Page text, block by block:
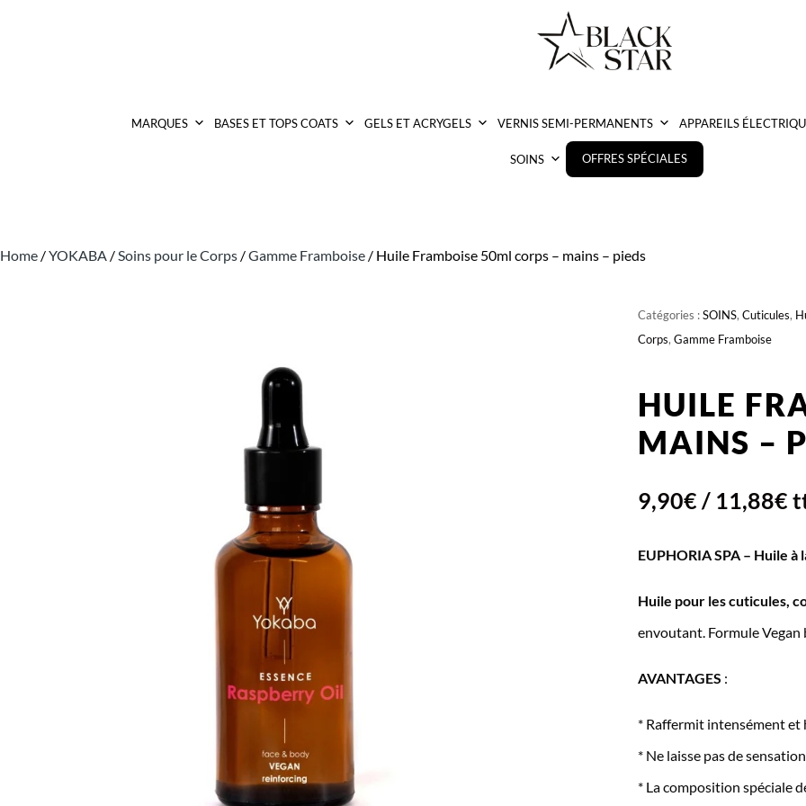
MARQUES BASES ET TOPS COATS GELS ET ACRYGELS VERNIS SEMI-PERMANENTS APPAREILS
SOINS OFFRES SPÉCIALES
Home /YOKABA /Soins pour le Corps /Gamme Framboise / Huile Framboise 50ml corps – mains – pieds
Catégories :SOINS, Cuticules,
Corps, Gamme Framboise
HUILE
MAINS –
9,90€ / 11,88€
EUPHORIA SPA – Huile
Huile pour les cuticules,
envoutant. Formule Vegan
AVANTAGES :
* Raffermit intensément et
* Ne laisse pas de
* La composition spéciale